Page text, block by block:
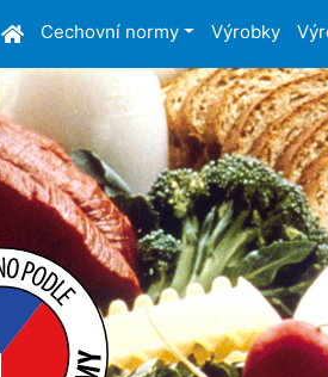
Cechovní normy Výrobky